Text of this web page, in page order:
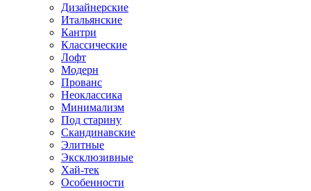
Дизайнерские
Итальянские
Кантри
Классические
Лофт
Модерн
Прованс
Неоклассика
Минимализм
Под старину
Скандинавские
Элитные
Эксклюзивные
Хай-тек
Особенности